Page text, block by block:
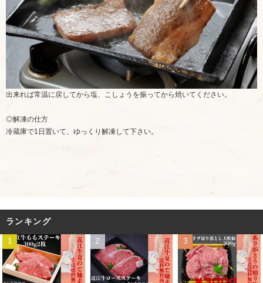
出来れば常温に戻してから塩、こしょうを振ってから焼いてください。
◎解凍の仕方
冷蔵庫で1日置いて、ゆっくり解凍して下さい。
ランキング
1 2 3